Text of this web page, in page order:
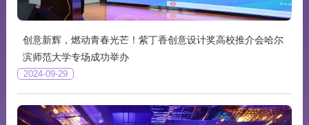
创意新辉，燃动青春光芒！紫丁香创意设计奖高校推介会哈尔
滨师范大学专场成功举办
2024-09-29